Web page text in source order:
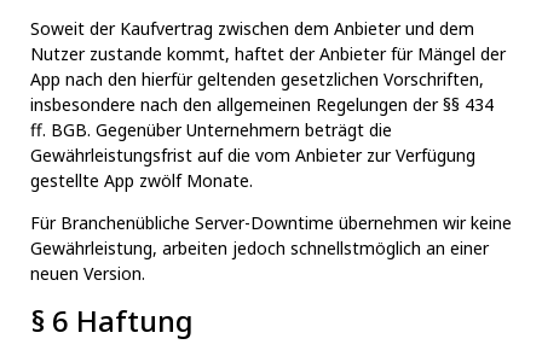
Soweit der Kaufvertrag zwischen dem Anbieter und dem
Nutzer zustande kommt, haftet der Anbieter für Mängel der
App nach den hierfür geltenden gesetzlichen Vorschriften,
insbesondere nach den allgemeinen Regelungen der §§ 434
ff. BGB. Gegenüber Unternehmern beträgt die
Gewährleistungsfrist auf die vom Anbieter zur Verfügung
gestellte App zwölf Monate.
Für Branchenübliche Server-Downtime übernehmen wir keine
Gewährleistung, arbeiten jedoch schnellstmöglich an einer
neuen Version.
§ 6 Haftung